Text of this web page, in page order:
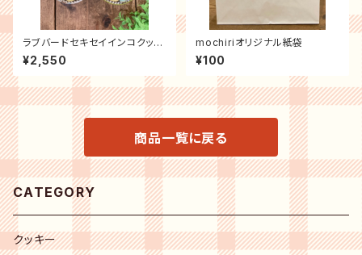
ラブバードセキセイインコクッキ
ー缶
¥2,550
mochiriオリジナル紙袋
¥100
商品一覧に戻る
CATEGORY
クッキー